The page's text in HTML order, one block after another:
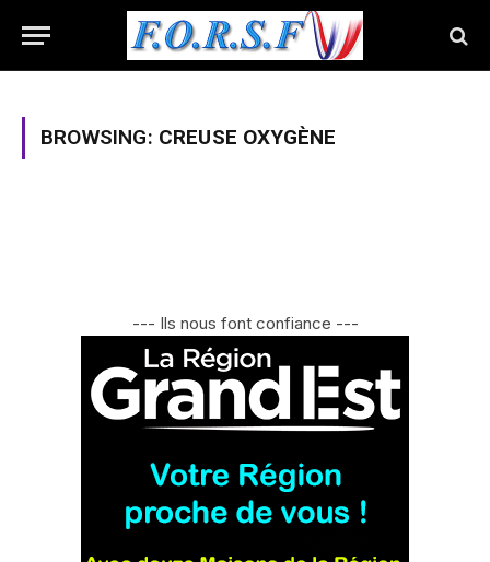
BROWSING: CREUSE OXYGÈNE
--- Ils nous font confiance ---